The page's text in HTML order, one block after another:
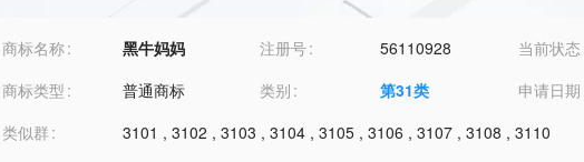
商标名称 黑牛妈妈 注册号 56110928 当前状态
商标类型
普通商标 类别 第31类 申请日期
类似群
3101 , 3102 , 3103 , 3104 , 3105 , 3106 , 3107 , 3108 , 3110